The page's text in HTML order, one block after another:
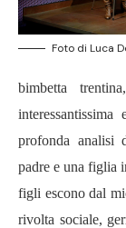
Foto di Luca
bimbetta
profonda analisi
padre e una figlia
figli escono dal
rivolta sociale,